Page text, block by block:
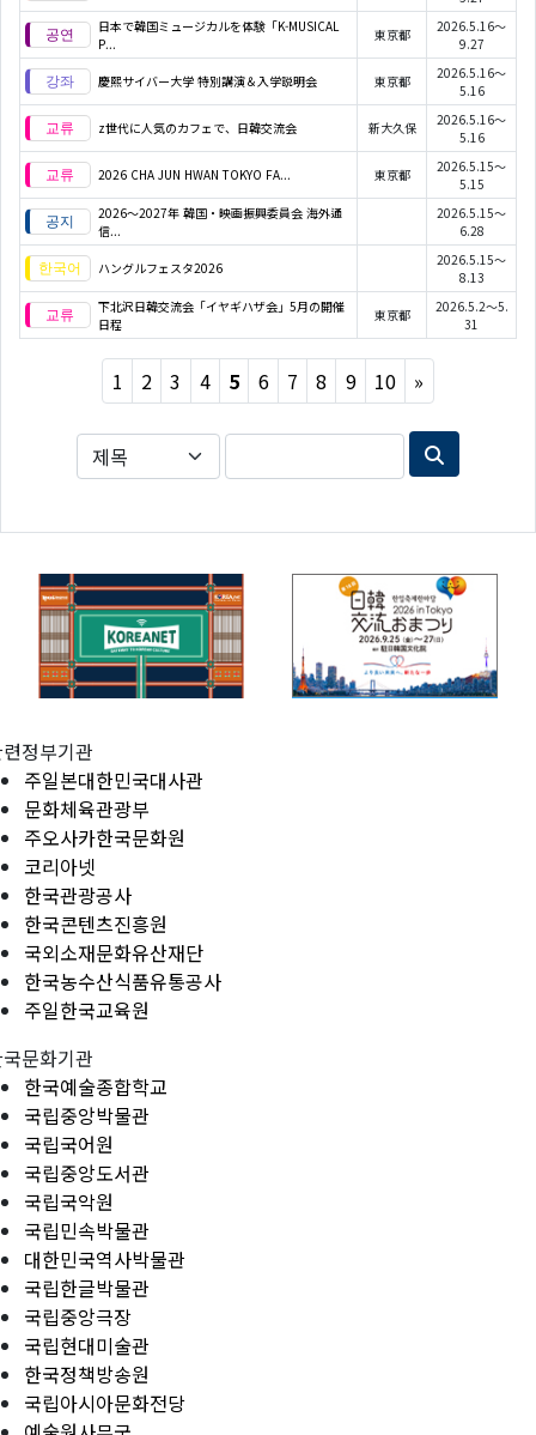
日本で韓国ミュージカルを体験「K-MUSICAL
P...
東京都
2026.5.16～
9.27
慶熙サイバー大学 特別講演＆入学説明会 東京都
2026.5.16～
5.16
z世代に人気のカフェで、日韓交流会 新大久保
2026.5.16～
5.16
2026 CHA JUN HWAN TOKYO FA... 東京都
2026.5.15～
5.15
2026〜2027年 韓国・映画振興委員会 海外通
信...
2026.5.15～
6.28
ハングルフェスタ2026
2026.5.15～
8.13
下北沢日韓交流会「イヤギハザ会」5月の開催
日程
東京都
2026.5.2～5.
31
1 2 3 4 5 6 7 8 9 10 »
정부기관
주일본대한민국대사관
문화체육관광부
주오사카한국문화원
코리아넷
한국관광공사
한국콘텐츠진흥원
국외소재문화유산재단
한국농수산식품유통공사
주일한국교육원
문화기관
한국예술종합학교
국립중앙박물관
국립국어원
국립중앙도서관
국립국악원
국립민속박물관
대한민국역사박물관
국립한글박물관
국립중앙극장
국립현대미술관
한국정책방송원
국립아시아문화전당